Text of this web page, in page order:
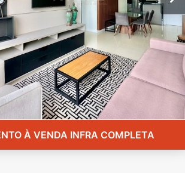
À VENDA INFRA COMPLETA